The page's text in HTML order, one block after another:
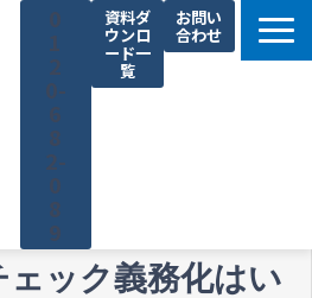
0
1
2
0-
6
8
2-
0
8
9
資料ダ
ウンロ
ード一
覧
お問い
合わせ
サービス一覧
ック義務化はい